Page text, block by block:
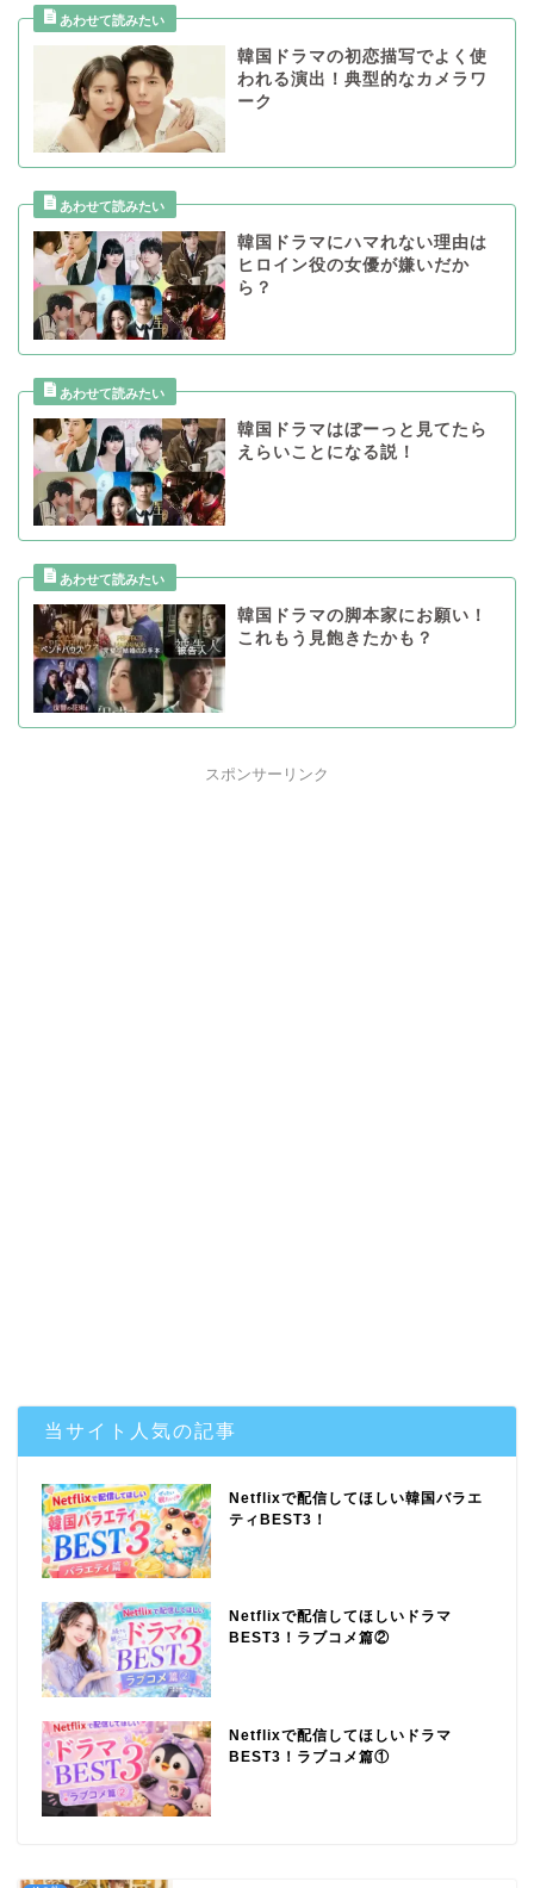
韓国ドラマの初恋描写でよく使
われる演出！典型的なカメラワ
ーク
韓国ドラマにハマれない理由は
ヒロイン役の女優が嫌いだか
ら？
韓国ドラマはぼーっと見てたら
えらいことになる説！
韓国ドラマの脚本家にお願い！
これもう見飽きたかも？
スポンサーリンク
当サイト人気の記事
Netflixで配信してほしい韓国バラエ
ティBEST3！
Netflixで配信してほしいドラマ
BEST3！ラブコメ篇②
Netflixで配信してほしいドラマ
BEST3！ラブコメ篇①